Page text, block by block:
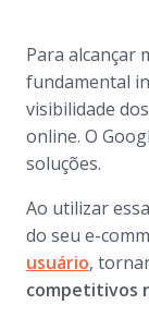
Para alcançar
fundamental
visibilidade
online. O
soluções.
Ao utilizar
do seu e-
usuário,
competitivos